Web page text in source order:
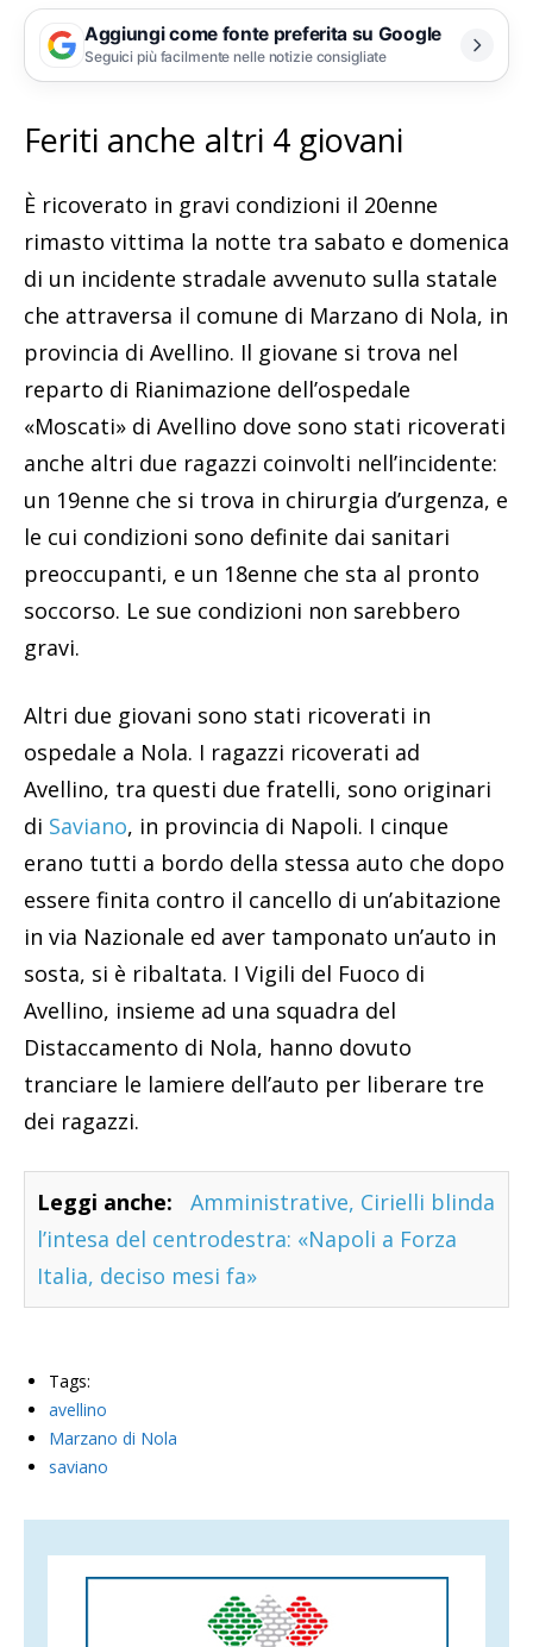
Aggiungi come fonte preferita su Google
Seguici più facilmente nelle notizie consigliate
Feriti anche altri 4 giovani
È ricoverato in gravi condizioni il 20enne
rimasto vittima la notte tra sabato e domenica
di un incidente stradale avvenuto sulla statale
che attraversa il comune di Marzano di Nola, in
provincia di Avellino. Il giovane si trova nel
reparto di Rianimazione dell’ospedale
«Moscati» di Avellino dove sono stati ricoverati
anche altri due ragazzi coinvolti nell’incidente:
un 19enne che si trova in chirurgia d’urgenza, e
le cui condizioni sono definite dai sanitari
preoccupanti, e un 18enne che sta al pronto
soccorso. Le sue condizioni non sarebbero
gravi.
Altri due giovani sono stati ricoverati in
ospedale a Nola. I ragazzi ricoverati ad
Avellino, tra questi due fratelli, sono originari
di Saviano, in provincia di Napoli. I cinque
erano tutti a bordo della stessa auto che dopo
essere finita contro il cancello di un’abitazione
in via Nazionale ed aver tamponato un’auto in
sosta, si è ribaltata. I Vigili del Fuoco di
Avellino, insieme ad una squadra del
Distaccamento di Nola, hanno dovuto
tranciare le lamiere dell’auto per liberare tre
dei ragazzi.
Leggi anche:
Amministrative, Cirielli blinda
l’intesa del centrodestra: «Napoli a Forza
Italia, deciso mesi fa»
Tags:
avellino
Marzano di Nola
saviano